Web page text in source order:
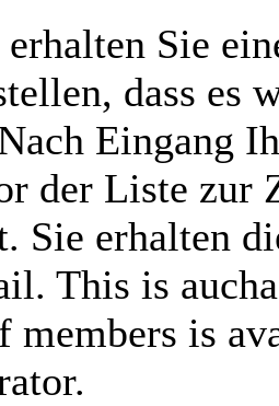
Sie
dass es
Eingang
der Liste zur
Sie erhalten
This is
members is